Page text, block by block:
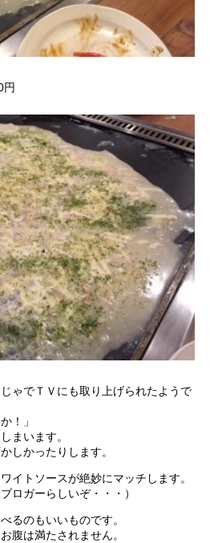
ゃでＴＶにも取り上げられたようで
！」
まいます。
しかったりします。
イトソースが絶妙にマッチします。
ロガーらしいぞ・・・）
るのもいいものです。
腹は満たされません。